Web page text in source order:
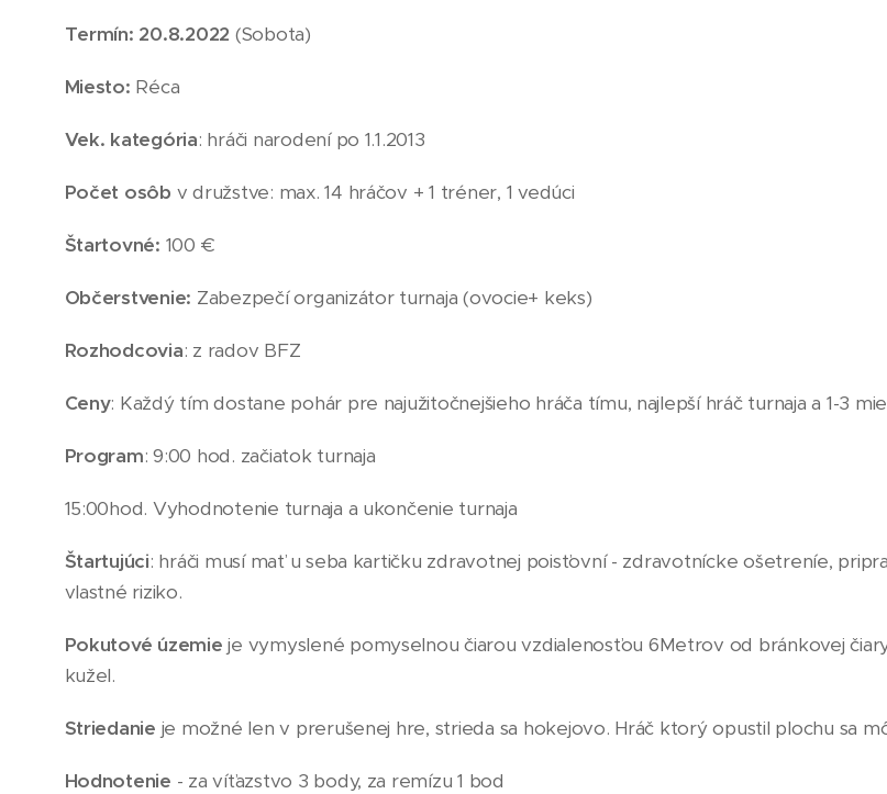
Termín: 20.8.2022 (Sobota)
Miesto: Réca
Vek. kategória: hráči narodení po 1.1.2013
Počet osôb v družstve: max. 14 hráčov + 1 tréner, 1 vedúci
Štartovné: 100 €
Občerstvenie: Zabezpečí organizátor turnaja (ovocie+ keks)
Rozhodcovia: z radov BFZ
Ceny: Každý tím dostane pohár pre najužitočnejšieho hráča tímu, najlepší hráč turnaja a 1-3
Program: 9:00 hod. začiatok turnaja
15:00hod. Vyhodnotenie turnaja a ukončenie turnaja
Štartujúci: hráči musí mať u seba kartičku zdravotnej poisťovní - zdravotnícke ošetreníe,
vlastné riziko.
Pokutové územie je vymyslené pomyselnou čiarou vzdialenosťou 6Metrov od bránkovej
kužel.
Striedanie je možné len v prerušenej hre, strieda sa hokejovo. Hráč ktorý opustil plochu sa
Hodnotenie - za víťazstvo 3 body, za remízu 1 bod